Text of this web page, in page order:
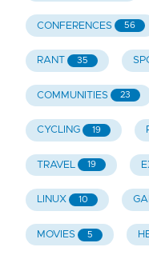
CONFERENCES 56
RANT 35
COMMUNITIES 23
CYCLING 19
TRAVEL 19
LINUX 10
MOVIES 5